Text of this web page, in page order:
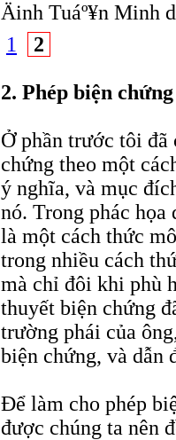
Äinh Tuáº¥n Minh
1
2
2. Phép biện
Ở phần trước tôi đã
chứng theo một
ý nghĩa, và mục
nó. Trong phác
là một cách thức
trong nhiều cách
mà chỉ đôi khi phù
thuyết biện chứng
trường phái của
biện chứng, và dẫn
Để làm cho phép
được chúng ta nên